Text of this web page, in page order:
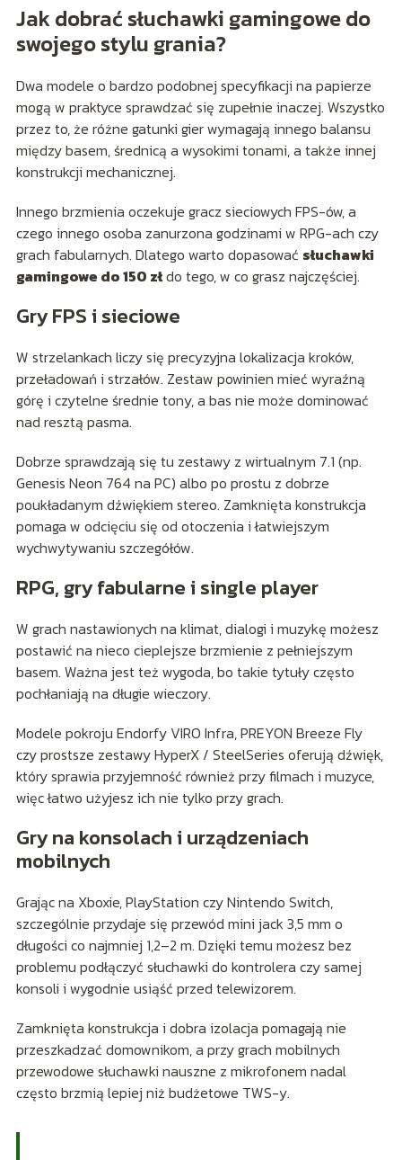
Jak dobrać słuchawki gamingowe do
swojego stylu grania?
Dwa modele o bardzo podobnej specyfikacji na papierze
mogą w praktyce sprawdzać się zupełnie inaczej. Wszystko
przez to, że różne gatunki gier wymagają innego balansu
między basem, średnicą a wysokimi tonami, a także innej
konstrukcji mechanicznej.
Innego brzmienia oczekuje gracz sieciowych FPS-ów, a
czego innego osoba zanurzona godzinami w RPG-ach czy
grach fabularnych. Dlatego warto dopasować słuchawki
gamingowe do 150 złdo tego, w co grasz najczęściej.
Gry FPS i sieciowe
W strzelankach liczy się precyzyjna lokalizacja kroków,
przeładowań i strzałów. Zestaw powinien mieć wyraźną
górę i czytelne średnie tony, a bas nie może dominować
nad resztą pasma.
Dobrze sprawdzają się tu zestawy z wirtualnym 7.1 (np.
Genesis Neon 764 na PC) albo po prostu z dobrze
poukładanym dźwiękiem stereo. Zamknięta konstrukcja
pomaga w odcięciu się od otoczenia i łatwiejszym
wychwytywaniu szczegółów.
RPG, gry fabularne i single player
W grach nastawionych na klimat, dialogi i muzykę możesz
postawić na nieco cieplejsze brzmienie z pełniejszym
basem. Ważna jest też wygoda, bo takie tytuły często
pochłaniają na długie wieczory.
Modele pokroju Endorfy VIRO Infra, PREYON Breeze Fly
czy prostsze zestawy HyperX / SteelSeries oferują dźwięk,
który sprawia przyjemność również przy filmach i muzyce,
więc łatwo użyjesz ich nie tylko przy grach.
Gry na konsolach i urządzeniach
mobilnych
Grając na Xboxie, PlayStation czy Nintendo Switch,
szczególnie przydaje się przewód mini jack 3,5 mm o
długości co najmniej 1,2–2 m. Dzięki temu możesz bez
problemu podłączyć słuchawki do kontrolera czy samej
konsoli i wygodnie usiąść przed telewizorem.
Zamknięta konstrukcja i dobra izolacja pomagają nie
przeszkadzać domownikom, a przy grach mobilnych
przewodowe słuchawki nauszne z mikrofonem nadal
często brzmią lepiej niż budżetowe TWS-y.